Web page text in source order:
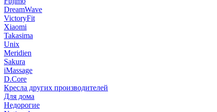
DreamWave
VictoryFit
Xiaomi
Takasima
Unix
Meridien
Sakura
iMassage
D.Core
Кресла других производителей
Для дома
Недорогие